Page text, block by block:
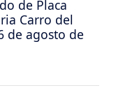
de Placa
Carro del
de agosto de